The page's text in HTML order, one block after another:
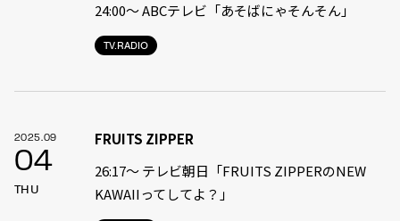
TV.RADIO
24:00〜 ABCテレビ「あそばにゃそんそん」
2025.09
04
THU
FRUITS ZIPPER
26:17～ テレビ朝日「FRUITS ZIPPERのNEW
KAWAIIってしてよ？」